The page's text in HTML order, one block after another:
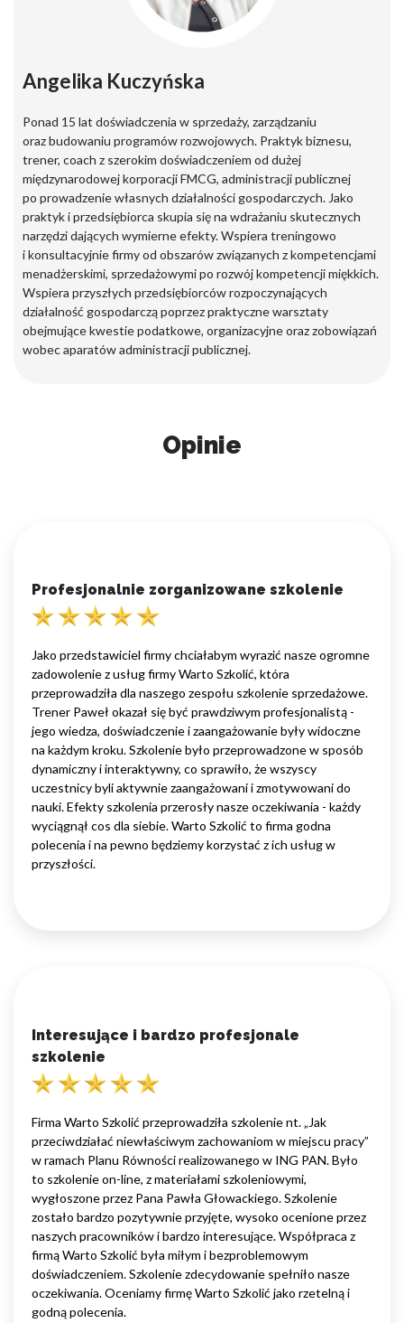
Angelika Kuczyńska
Ponad 15 lat doświadczenia w sprzedaży, zarządzaniu
oraz budowaniu programów rozwojowych. Praktyk biznesu,
trener, coach z szerokim doświadczeniem od dużej
międzynarodowej korporacji FMCG, administracji publicznej
po prowadzenie własnych działalności gospodarczych. Jako
praktyk i przedsiębiorca skupia się na wdrażaniu skutecznych
narzędzi dających wymierne efekty. Wspiera treningowo
i konsultacyjnie firmy od obszarów związanych z kompetencjami
menadżerskimi, sprzedażowymi po rozwój kompetencji miękkich.
Wspiera przyszłych przedsiębiorców rozpoczynających
działalność gospodarczą poprzez praktyczne warsztaty
obejmujące kwestie podatkowe, organizacyjne oraz zobowiązań
wobec aparatów administracji publicznej.
Opinie
Profesjonalnie zorganizowane szkolenie
Jako przedstawiciel firmy chciałabym wyrazić nasze ogromne
zadowolenie z usług firmy Warto Szkolić, która
przeprowadziła dla naszego zespołu szkolenie sprzedażowe.
Trener Paweł okazał się być prawdziwym profesjonalistą -
jego wiedza, doświadczenie i zaangażowanie były widoczne
na każdym kroku. Szkolenie było przeprowadzone w sposób
dynamiczny i interaktywny, co sprawiło, że wszyscy
uczestnicy byli aktywnie zaangażowani i zmotywowani do
nauki. Efekty szkolenia przerosły nasze oczekiwania - każdy
wyciągnął cos dla siebie. Warto Szkolić to firma godna
polecenia i na pewno będziemy korzystać z ich usług w
przyszłości.
Interesujące i bardzo profesjonale
szkolenie
Firma Warto Szkolić przeprowadziła szkolenie nt. „Jak
przeciwdziałać niewłaściwym zachowaniom w miejscu pracy”
w ramach Planu Równości realizowanego w ING PAN. Było
to szkolenie on-line, z materiałami szkoleniowymi,
wygłoszone przez Pana Pawła Głowackiego. Szkolenie
zostało bardzo pozytywnie przyjęte, wysoko ocenione przez
naszych pracowników i bardzo interesujące. Współpraca z
firmą Warto Szkolić była miłym i bezproblemowym
doświadczeniem. Szkolenie zdecydowanie spełniło nasze
oczekiwania. Oceniamy firmę Warto Szkolić jako rzetelną i
godną polecenia.